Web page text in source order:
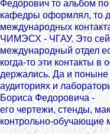
Федорович то альбом по
кафедры оформлял, то
международных
ЧИМЭСХ - ЧГАУ. Это
международный отдел
когда-то эти контакты
держались. Да и поныне
аудиториях и
Бориса Федоровича -
его чертежи, стенды,
контрольно-обучающие